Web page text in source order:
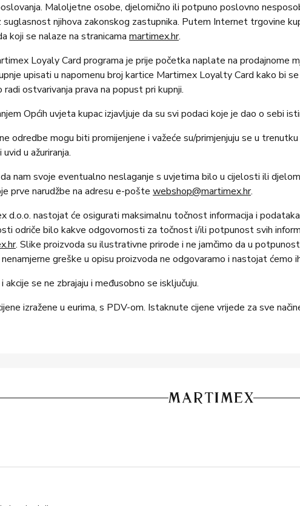
Maloljetne osobe, djelomično ili potpuno poslovno
suglasnost njihova zakonskog zastupnika. Putem Internet trgovine
koji se nalaze na stranicama martimex.hr.
Loyaly Card programa je prije početka naplate na prodajnome
upisati u napomenu broj kartice Martimex Loyalty Card kako bi
radi ostvarivanja prava na popust pri kupnji.
Općih uvjeta kupac izjavljuje da su svi podaci koje je dao o sebi
odredbe mogu biti promijenjene i važeće su/primjenjuju se u trenutku
u ažuriranja.
nam svoje eventualno neslaganje s uvjetima bilo u cijelosti ili
prve narudžbe na adresu e-pošte webshop@martimex.hr.
d.o.o. nastojat će osigurati maksimalnu točnost informacija i
odriče bilo kakve odgovornosti za točnost i/ili potpunost svih
. Slike proizvoda su ilustrativne prirode i ne jamčimo da u
greške u opisu proizvoda ne odgovaramo i nastojat ćemo
akcije se ne zbrajaju i međusobno se isključuju.
izražene u eurima, s PDV-om. Istaknute cijene vrijede za sve